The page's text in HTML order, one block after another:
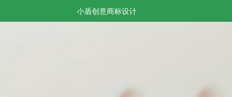
小盾创意商标设计